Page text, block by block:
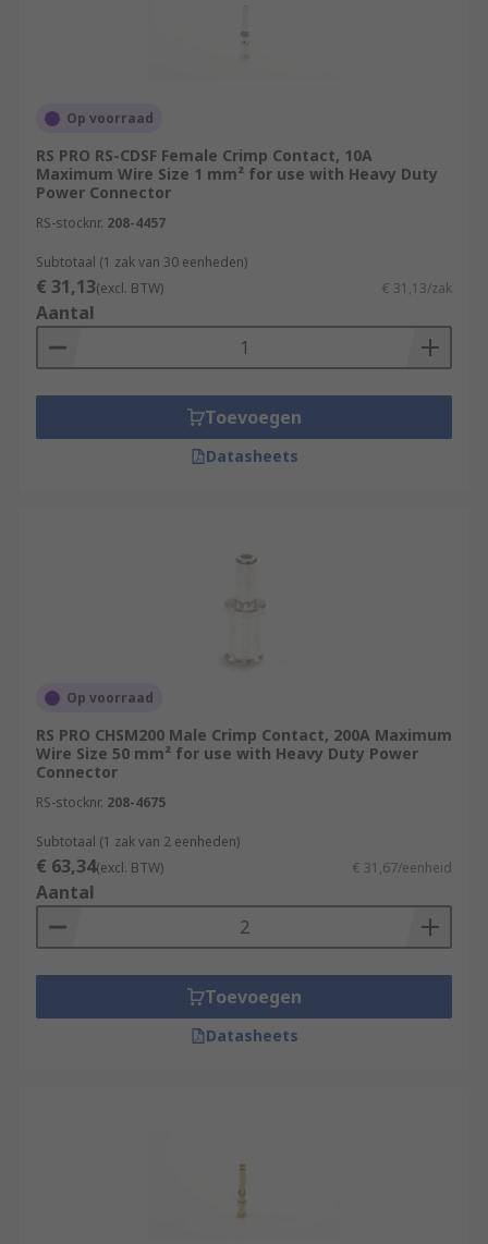
Op voorraad
RS PRO RS-CDSF Female Crimp Contact, 10A
Maximum Wire Size 1 mm² for use with Heavy Duty
Power Connector
RS-stocknr. 208-4457
Subtotaal (1 zak van 30 eenheden)
€ 31,13(excl. BTW) € 31,13/zak
Aantal
Toevoegen
Datasheets
Op voorraad
RS PRO CHSM200 Male Crimp Contact, 200A Maximum
Wire Size 50 mm² for use with Heavy Duty Power
Connector
RS-stocknr. 208-4675
Subtotaal (1 zak van 2 eenheden)
€ 63,34(excl. BTW) € 31,67/eenheid
Aantal
Toevoegen
Datasheets